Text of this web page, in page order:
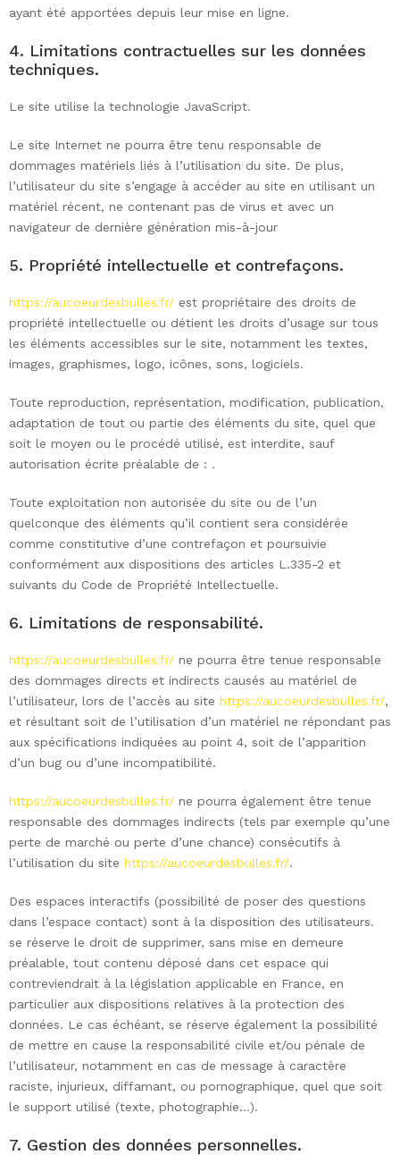
ayant été apportées depuis leur mise en ligne.
4. Limitations contractuelles sur les données
techniques.
Le site utilise la technologie JavaScript.
Le site Internet ne pourra être tenu responsable de
dommages matériels liés à l’utilisation du site. De plus,
l’utilisateur du site s’engage à accéder au site en utilisant un
matériel récent, ne contenant pas de virus et avec un
navigateur de dernière génération mis-à-jour
5. Propriété intellectuelle et contrefaçons.
https://aucoeurdesbulles.fr/ est propriétaire des droits de
propriété intellectuelle ou détient les droits d’usage sur tous
les éléments accessibles sur le site, notamment les textes,
images, graphismes, logo, icônes, sons, logiciels.
Toute reproduction, représentation, modification, publication,
adaptation de tout ou partie des éléments du site, quel que
soit le moyen ou le procédé utilisé, est interdite, sauf
autorisation écrite préalable de : .
Toute exploitation non autorisée du site ou de l’un
quelconque des éléments qu’il contient sera considérée
comme constitutive d’une contrefaçon et poursuivie
conformément aux dispositions des articles L.335-2 et
suivants du Code de Propriété Intellectuelle.
6. Limitations de responsabilité.
https://aucoeurdesbulles.fr/ ne pourra être tenue responsable
des dommages directs et indirects causés au matériel de
l’utilisateur, lors de l’accès au site https://aucoeurdesbulles.fr/,
et résultant soit de l’utilisation d’un matériel ne répondant pas
aux spécifications indiquées au point 4, soit de l’apparition
d’un bug ou d’une incompatibilité.
https://aucoeurdesbulles.fr/ ne pourra également être tenue
responsable des dommages indirects (tels par exemple qu’une
perte de marché ou perte d’une chance) consécutifs à
l’utilisation du site https://aucoeurdesbulles.fr/.
Des espaces interactifs (possibilité de poser des questions
dans l’espace contact) sont à la disposition des utilisateurs.
se réserve le droit de supprimer, sans mise en demeure
préalable, tout contenu déposé dans cet espace qui
contreviendrait à la législation applicable en France, en
particulier aux dispositions relatives à la protection des
données. Le cas échéant, se réserve également la possibilité
de mettre en cause la responsabilité civile et/ou pénale de
l’utilisateur, notamment en cas de message à caractère
raciste, injurieux, diffamant, ou pornographique, quel que soit
le support utilisé (texte, photographie…).
7. Gestion des données personnelles.